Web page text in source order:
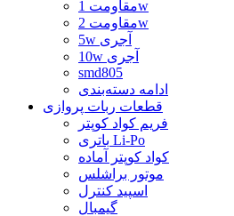
مقاومت 1w
مقاومت 2w
5w آجری
10w آجری
smd805
ادامه دسته‌بندی
قطعات ربات پروازی
فریم کواد کوپتر
باتری Li-Po
کواد کوپتر آماده
موتور براشلس
اسپید کنترل
گیمبال